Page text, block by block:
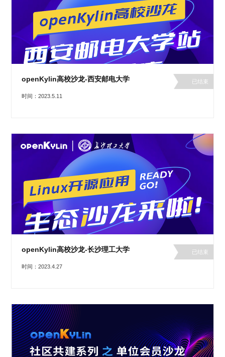
openKylin高校沙龙-西安邮电大学
时间：2023.5.11
已结束
openKylin高校沙龙-长沙理工大学
时间：2023.4.27
已结束